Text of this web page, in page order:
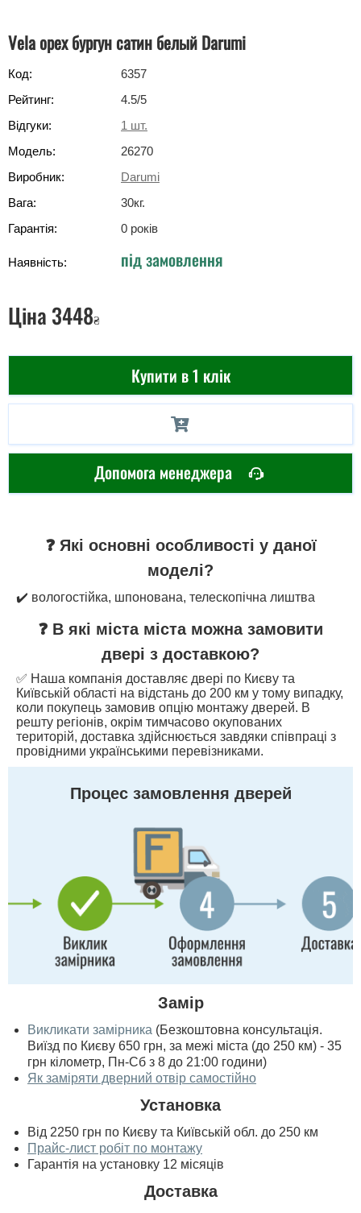
Vela орех бургун сатин белый Darumi
Код:
6357
Рейтинг:
4.5/5
Відгуки:
1 шт.
Модель:
26270
Виробник:
Darumi
Вага:
30кг.
Гарантія:
0 років
Наявність: під замовлення
Ціна 3448₴
Купити в 1 клік
Допомога менеджера
❓ Які основні особливості у даної
моделі?
✔️ вологостійка, шпонована, телескопічна лиштва
❓ В які міста міста можна замовити
двері з доставкою?
✅ Наша компанія доставляє двері по Києву та
Київській області на відстань до 200 км у тому випадку,
коли покупець замовив опцію монтажу дверей. В
решту регіонів, окрім тимчасово окупованих
територій, доставка здійснюється завдяки співпраці з
провідними українськими перевізниками.
Процес замовлення дверей
Замір
Викликати замірника (Безкоштовна консультація.
Виїзд по Києву 650 грн, за межі міста (до 250 км) - 35
грн кілометр, Пн-Сб з 8 до 21:00 години)
Як заміряти дверний отвір самостійно
Установка
Від 2250 грн по Києву та Київській обл. до 250 км
Прайс-лист робіт по монтажу
Гарантія на установку 12 місяців
Доставка